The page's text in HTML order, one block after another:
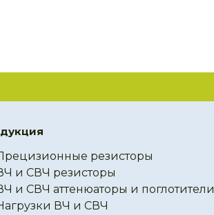
резисторы
и СВЧ резисторы
и СВЧ аттенюаторы и поглотители
ВЧ и СВЧ